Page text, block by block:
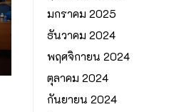
มกราคม 2025
ธันวาคม 2024
พฤศจิกายน 2024
ตุลาคม 2024
กันยายน 2024